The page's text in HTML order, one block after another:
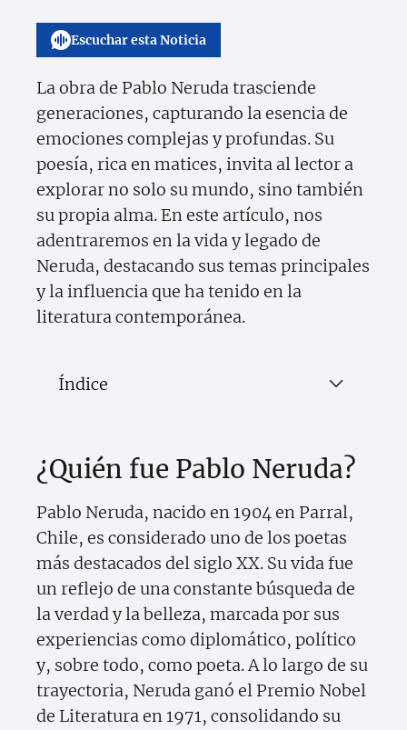
Escuchar esta Noticia
La obra de Pablo Neruda trasciende
generaciones, capturando la esencia de
emociones complejas y profundas. Su
poesía, rica en matices, invita al lector a
explorar no solo su mundo, sino también
su propia alma. En este artículo, nos
adentraremos en la vida y legado de
Neruda, destacando sus temas principales
y la influencia que ha tenido en la
literatura contemporánea.
Índice
¿Quién fue Pablo Neruda?
Pablo Neruda, nacido en 1904 en Parral,
Chile, es considerado uno de los poetas
más destacados del siglo XX. Su vida fue
un reflejo de una constante búsqueda de
la verdad y la belleza, marcada por sus
experiencias como diplomático, político
y, sobre todo, como poeta. A lo largo de su
trayectoria, Neruda ganó el Premio Nobel
de Literatura en 1971, consolidando su